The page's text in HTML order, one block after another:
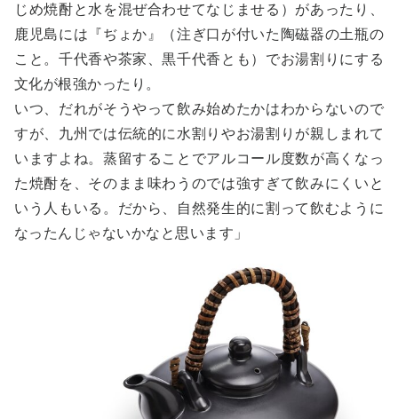
じめ焼酎と水を混ぜ合わせてなじませる）があったり、
鹿児島には『ぢょか』（注ぎ口が付いた陶磁器の土瓶の
こと。千代香や茶家、黒千代香とも）でお湯割りにする
文化が根強かったり。
いつ、だれがそうやって飲み始めたかはわからないので
すが、九州では伝統的に水割りやお湯割りが親しまれて
いますよね。蒸留することでアルコール度数が高くなっ
た焼酎を、そのまま味わうのでは強すぎて飲みにくいと
いう人もいる。だから、自然発生的に割って飲むように
なったんじゃないかなと思います」